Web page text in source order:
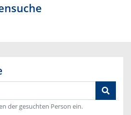
der gesuchten Person ein.